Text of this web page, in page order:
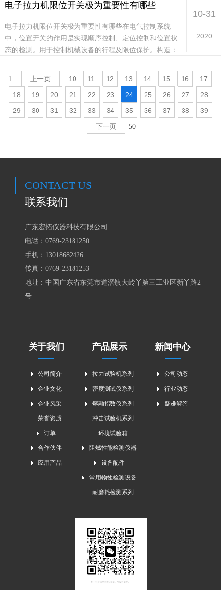
机...
10-31
2020
电子拉力机限位开关极为重要性有哪些
电子拉力机限位开关极为重要性有哪些在电气控制系统
中，位置开关的作用是实现顺序控制、定位控制和位置状
态的检测。用于控制机械设备的行程及限位保护。构造：
1... 上一页 10 11 12 13 14 15 16
17
18
19 20 21 22 23 24 25 26 27
28
29
30 31 32 33 34 35 36 37 38
39
下一页
50
CONTACT US
联系我们
广东宏拓仪器科技有限公司
电话：0769-23181250
手机： 13018682426
传真：0769-23181253
地址：中国广东省东莞市道滘镇大岭丫第三工业区新丫路2
号
关于我们
公司简介
企业文化
企业风采
荣誉资质
订单
合作伙伴
应用产品
产品展示
拉力试验机系列
密度测试仪系列
熔融指数仪系列
冲击试验机系列
环境试验箱
阻燃性能检测仪器
设备配件
常用物性检测设备
耐磨耗检测系列
新闻中心
公司动态
行业动态
疑难解答